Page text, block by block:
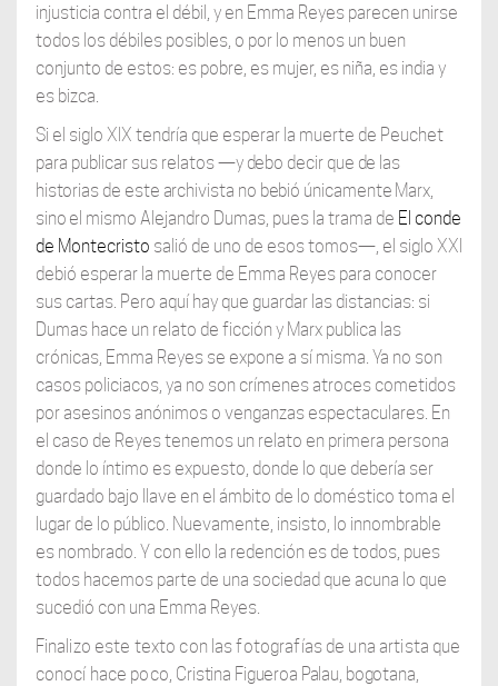
injusticia contra el débil, y en Emma Reyes parecen unirse
todos los débiles posibles, o por lo menos un buen
conjunto de estos: es pobre, es mujer, es niña, es india y
es bizca.
Si el siglo XIX tendría que esperar la muerte de Peuchet
para publicar sus relatos—y debo decir que de las
historias de este archivista no bebió únicamente Marx,
sino el mismo Alejandro Dumas, pues la trama de El conde
de Montecristo salió de uno de esos tomos—, el siglo XXI
debió esperar la muerte de Emma Reyes para conocer
sus cartas. Pero aquí hay que guardar las distancias: si
Dumas hace un relato de ficción y Marx publica las
crónicas, Emma Reyes se expone a sí misma. Ya no son
casos policiacos, ya no son crímenes atroces cometidos
por asesinos anónimos o venganzas espectaculares. En
el caso de Reyes tenemos un relato en primera persona
donde lo íntimo es expuesto, donde lo que debería ser
guardado bajo llave en el ámbito de lo doméstico toma el
lugar de lo público. Nuevamente, insisto, lo innombrable
es nombrado. Y con ello la redención es de todos, pues
todos hacemos parte de una sociedad que acuna lo que
sucedió con una Emma Reyes.
Finalizo este texto con las fotografías de una artista que
conocí hace poco, Cristina Figueroa Palau, bogotana,